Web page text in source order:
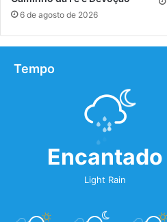
6 de agosto de 2026
Tempo
Encantado
Light Rain